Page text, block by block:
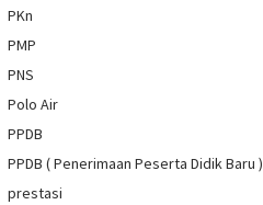
PKn
PMP
PNS
Polo Air
PPDB
PPDB ( Penerimaan Peserta Didik Baru )
prestasi